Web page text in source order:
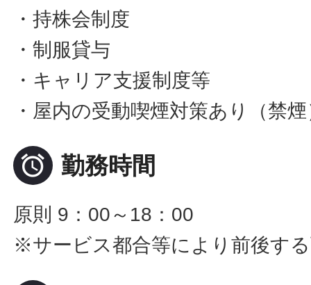
・持株会制度
・制服貸与
・キャリア支援制度等
・屋内の受動喫煙対策あり（禁
 勤務時間
原則 9：00～18：00
※サービス都合等により前後す